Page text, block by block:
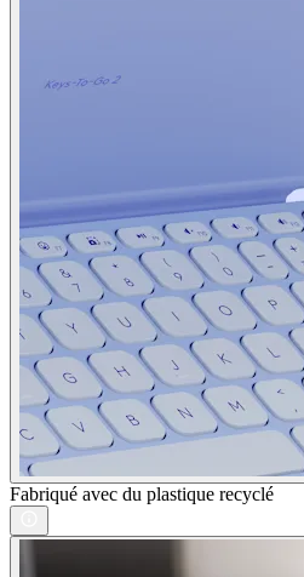
Fabriqué avec du plastique recyclé